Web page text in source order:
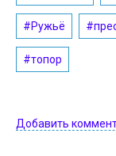
#Ружьё
#топор
Добавить